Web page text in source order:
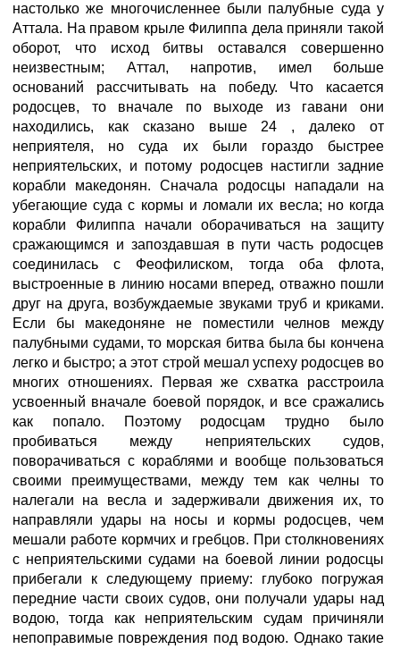
настолько же многочисленнее были палубные суда у
Аттала. На правом крыле Филиппа дела приняли такой
оборот, что исход битвы оставался совершенно
неизвестным; Аттал, напротив, имел больше
оснований рассчитывать на победу. Что касается
родосцев, то вначале по выходе из гавани они
находились, как сказано выше 24 , далеко от
неприятеля, но суда их были гораздо быстрее
неприятельских, и потому родосцев настигли задние
корабли македонян. Сначала родосцы нападали на
убегающие суда с кормы и ломали их весла; но когда
корабли Филиппа начали оборачиваться на защиту
сражающимся и запоздавшая в пути часть родосцев
соединилась с Феофилиском, тогда оба флота,
выстроенные в линию носами вперед, отважно пошли
друг на друга, возбуждаемые звуками труб и криками.
Если бы македоняне не поместили челнов между
палубными судами, то морская битва была бы кончена
легко и быстро; а этот строй мешал успеху родосцев во
многих отношениях. Первая же схватка расстроила
усвоенный вначале боевой порядок, и все сражались
как попало. Поэтому родосцам трудно было
пробиваться между неприятельских судов,
поворачиваться с кораблями и вообще пользоваться
своими преимуществами, между тем как челны то
налегали на весла и задерживали движения их, то
направляли удары на носы и кормы родосцев, чем
мешали работе кормчих и гребцов. При столкновениях
с неприятельскими судами на боевой линии родосцы
прибегали к следующему приему: глубоко погружая
передние части своих судов, они получали удары над
водою, тогда как неприятельским судам причиняли
непоправимые повреждения под водою. Однако такие